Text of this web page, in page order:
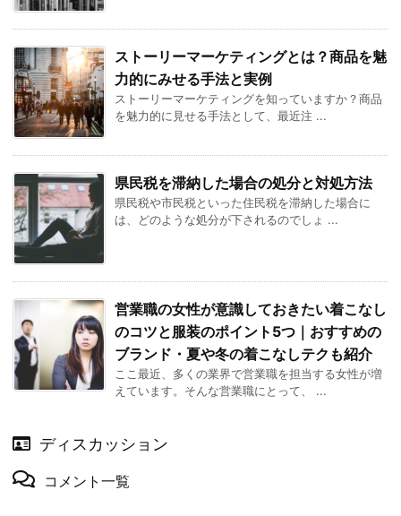
ストーリーマーケティングとは？商品を魅
力的にみせる手法と実例
ストーリーマーケティングを知っていますか？商品
を魅力的に見せる手法として、最近注 ...
県民税を滞納した場合の処分と対処方法
県民税や市民税といった住民税を滞納した場合に
は、どのような処分が下されるのでしょ ...
営業職の女性が意識しておきたい着こなし
のコツと服装のポイント5つ｜おすすめの
ブランド・夏や冬の着こなしテクも紹介
ここ最近、多くの業界で営業職を担当する女性が増
えています。そんな営業職にとって、 ...
ディスカッション
コメント一覧